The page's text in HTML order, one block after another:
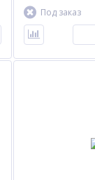
Под заказ